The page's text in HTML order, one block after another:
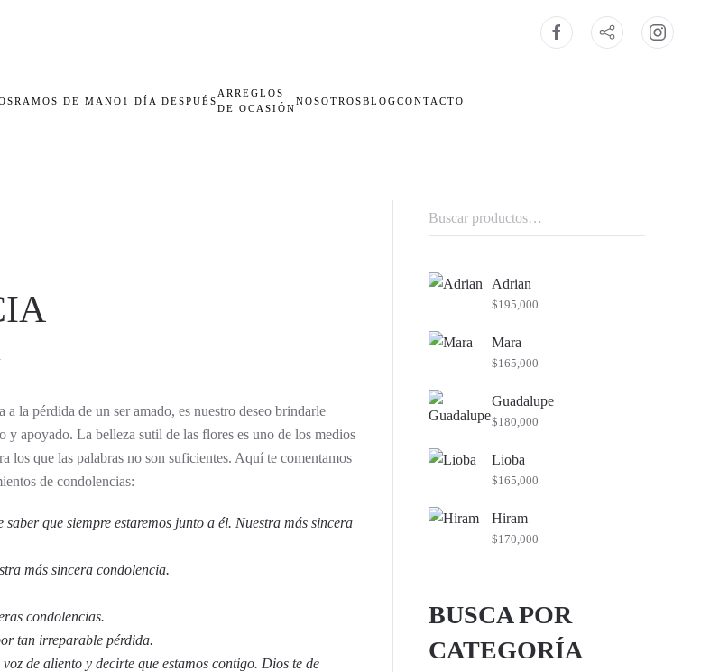
RAMOS DE MANO 1 DÍA DESPUÉS
ARREGLOS
DE OCASIÓN
NOSOTROSBLOGCONTACTO
la pérdida de un ser amado, es nuestro deseo brindarle
y apoyado. La belleza sutil de las flores es uno de los medios
los que las palabras no son suficientes. Aquí te comentamos
de condolencias:
que siempre estaremos junto a él. Nuestra más sincera
más sincera condolencia.
condolencias.
tan irreparable pérdida.
de aliento y decirte que estamos contigo. Dios te de
Buscar
por:
Adrian
$195,000
Mara
$165,000
Guadalupe
$180,000
Lioba
$165,000
Hiram
$170,000
BUSCA POR
CATEGORÍA